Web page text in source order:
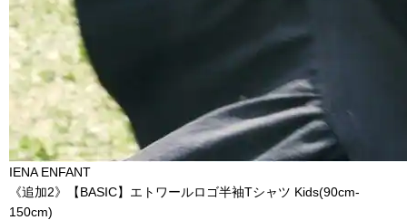
IENA ENFANT
《追加2》【BASIC】エトワールロゴ半袖Tシャツ Kids(90cm‐
150cm)